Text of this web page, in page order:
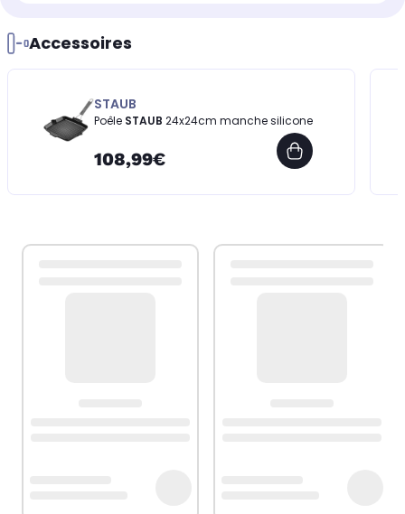
Accessoires
STAUB
Poêle STAUB 24x24cm manche silicone
108,99€